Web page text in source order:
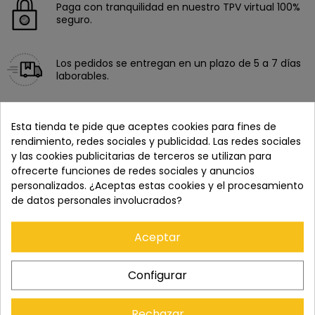
Paga con tranquilidad en nuestro TPV virtual 100%
seguro.
Los pedidos se entregan en un plazo de 5 a 7 días
laborables.
Recuerda que tienes 15 días, desde la recepción
del pedido, para solicitar la devolución.
Esta tienda te pide que aceptes cookies para fines de
rendimiento, redes sociales y publicidad. Las redes sociales
y las cookies publicitarias de terceros se utilizan para
ofrecerte funciones de redes sociales y anuncios
personalizados. ¿Aceptas estas cookies y el procesamiento
de datos personales involucrados?
Aceptar
Configurar